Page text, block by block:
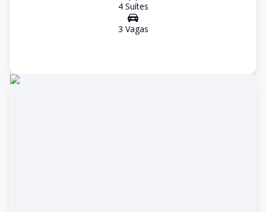
4Suítes
3 Vagas